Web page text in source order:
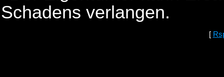
Schadens verlangen.
[